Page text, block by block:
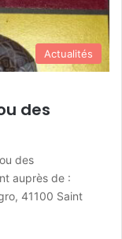
Actualités
des
des
auprès de :
41100 Saint